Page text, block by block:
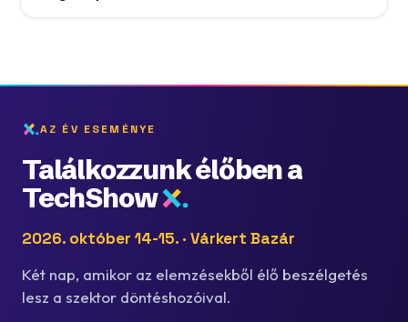
AZ ÉV ESEMÉNYE
Találkozzunk élőben a
TechShow
2026. október 14-15. · Várkert Bazár
Két nap, amikor az elemzésekből élő beszélgetés
lesz a szektor döntéshozóival.